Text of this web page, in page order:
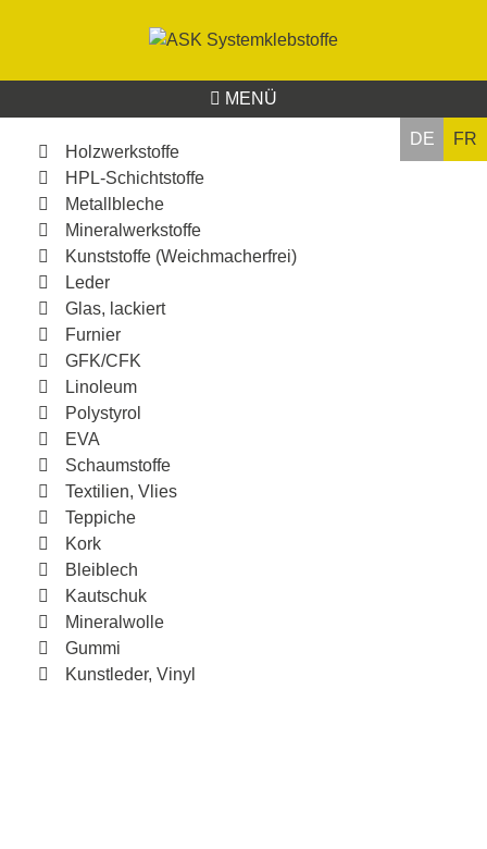
MENÜ
DE FR
Holzwerkstoffe
HPL-Schichtstoffe
Metallbleche
Mineralwerkstoffe
Kunststoffe (Weichmacherfrei)
Leder
Glas, lackiert
Furnier
GFK/CFK
Linoleum
Polystyrol
EVA
Schaumstoffe
Textilien, Vlies
Teppiche
Kork
Bleiblech
Kautschuk
Mineralwolle
Gummi
Kunstleder, Vinyl